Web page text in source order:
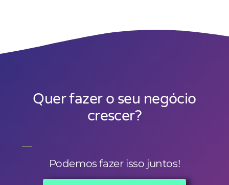
Quer fazer o seu negócio
crescer?
Podemos fazer isso juntos!